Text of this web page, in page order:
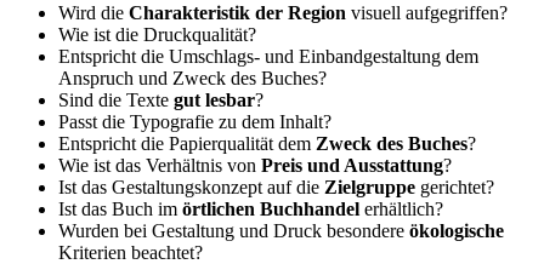
Wird die Charakteristik der Region visuell aufgegriffen?
Wie ist die Druckqualität?
Entspricht die Umschlags- und Einbandgestaltung dem
Anspruch und Zweck des Buches?
Sind die Texte gut lesbar?
Passt die Typografie zu dem Inhalt?
Entspricht die Papierqualität dem Zweck des Buches?
Wie ist das Verhältnis von Preis und Ausstattung?
Ist das Gestaltungskonzept auf die Zielgruppe gerichtet?
Ist das Buch im örtlichen Buchhandel erhältlich?
Wurden bei Gestaltung und Druck besondere ökologische
Kriterien beachtet?